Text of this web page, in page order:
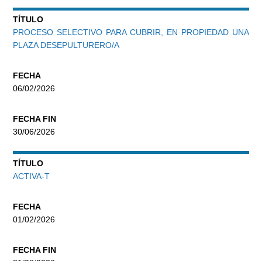
TÍTULO
PROCESO SELECTIVO PARA CUBRIR, EN PROPIEDAD UNA
PLAZA DESEPULTURERO/A
FECHA
06/02/2026
FECHA FIN
30/06/2026
TÍTULO
ACTIVA-T
FECHA
01/02/2026
FECHA FIN